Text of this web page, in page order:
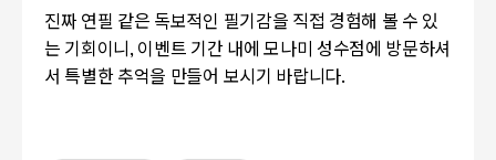
진짜 연필 같은 독보적인 필기감을 직접 경험해 볼 수 있
는 기회이니, 이벤트 기간 내에 모나미 성수점에 방문하셔
서 특별한 추억을 만들어 보시기 바랍니다.